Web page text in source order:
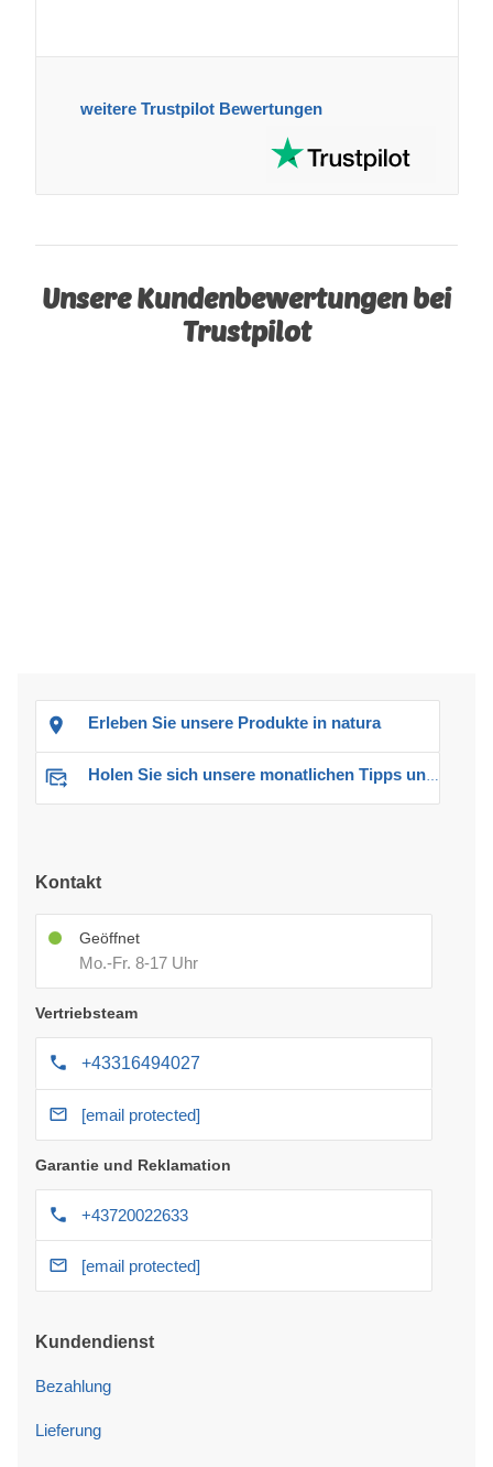
weitere Trustpilot Bewertungen
Unsere Kundenbewertungen bei
Trustpilot
Erleben Sie unsere Produkte in natura
Holen Sie sich unsere monatlichen Tipps und Angebote
Kontakt
Geöffnet
Mo.-Fr. 8-17 Uhr
Vertriebsteam
+43316494027
[email protected]
Garantie und Reklamation
+43720022633
[email protected]
Kundendienst
Bezahlung
Lieferung